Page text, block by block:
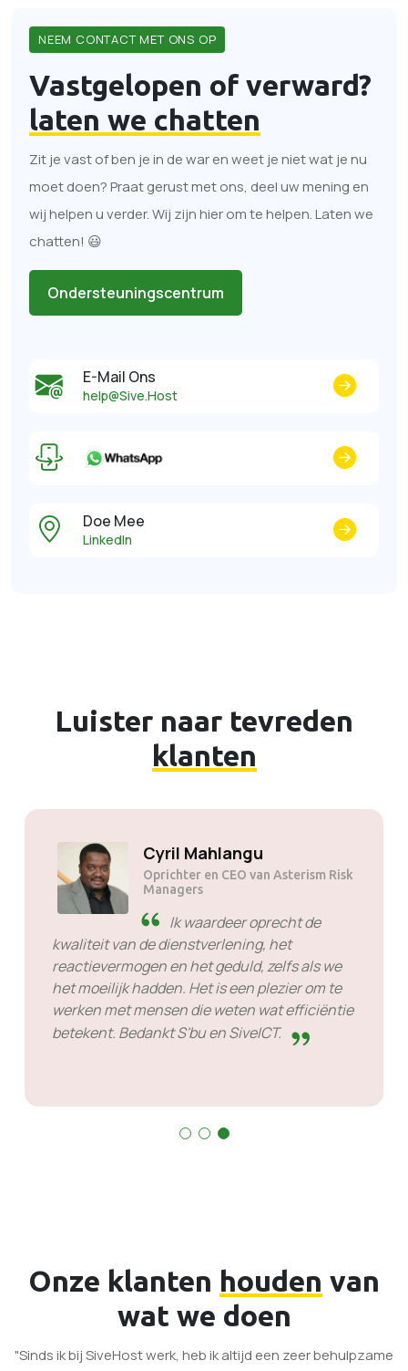
NEEM CONTACT MET ONS OP
Vastgelopen of verward?
laten we chatten
Zit je vast of ben je in de war en weet je niet wat je nu
moet doen? Praat gerust met ons, deel uw mening en
wij helpen u verder. Wij zijn hier om te helpen. Laten we
chatten! 😃
Ondersteuningscentrum
E-Mail Ons
help@Sive.Host
Doe Mee
LinkedIn
Luister naar tevreden
klanten
Solly Motsoane
Oprichter en CEO van Mogen Pty
Ltd
SiveHost van tevoren -
SiveHost is meestal een stap
voor en is meestal van tevoren op de hoogte
van problemen. Er zijn enkele gevallen waarin
ik op antwoord moest wachten, maar dat is
niet iets wat ik hen kan verwijten. Ze zijn goed
Onze klanten houden van
wat we doen
"Sinds ik bij SiveHost werk, heb ik altijd een zeer behulpzame